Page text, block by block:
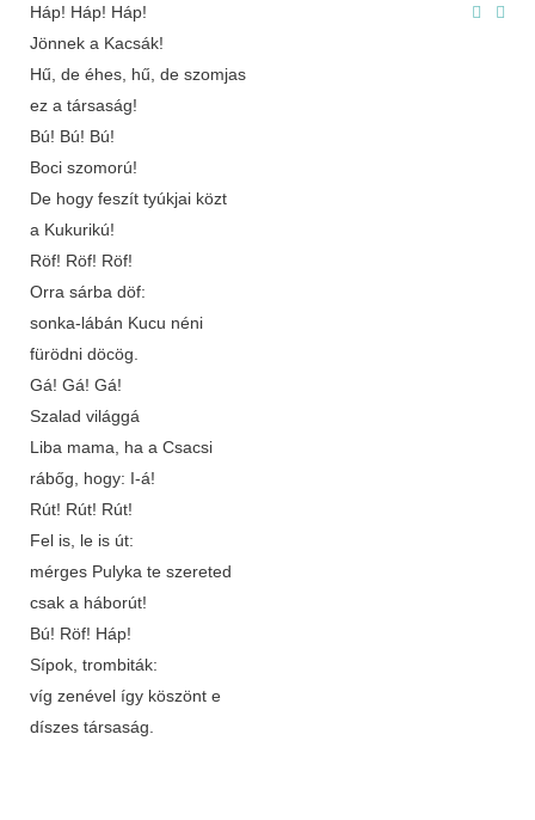
Háp! Háp! Háp!
Jönnek a Kacsák!
Hű, de éhes, hű, de szomjas
ez a társaság!
Bú! Bú! Bú!
Boci szomorú!
De hogy feszít tyúkjai közt
a Kukurikú!
Röf! Röf! Röf!
Orra sárba döf:
sonka-lábán Kucu néni
fürödni döcög.
Gá! Gá! Gá!
Szalad világgá
Liba mama, ha a Csacsi
rábőg, hogy: I-á!
Rút! Rút! Rút!
Fel is, le is út:
mérges Pulyka te szereted
csak a háborút!
Bú! Röf! Háp!
Sípok, trombiták:
víg zenével így köszönt e
díszes társaság.